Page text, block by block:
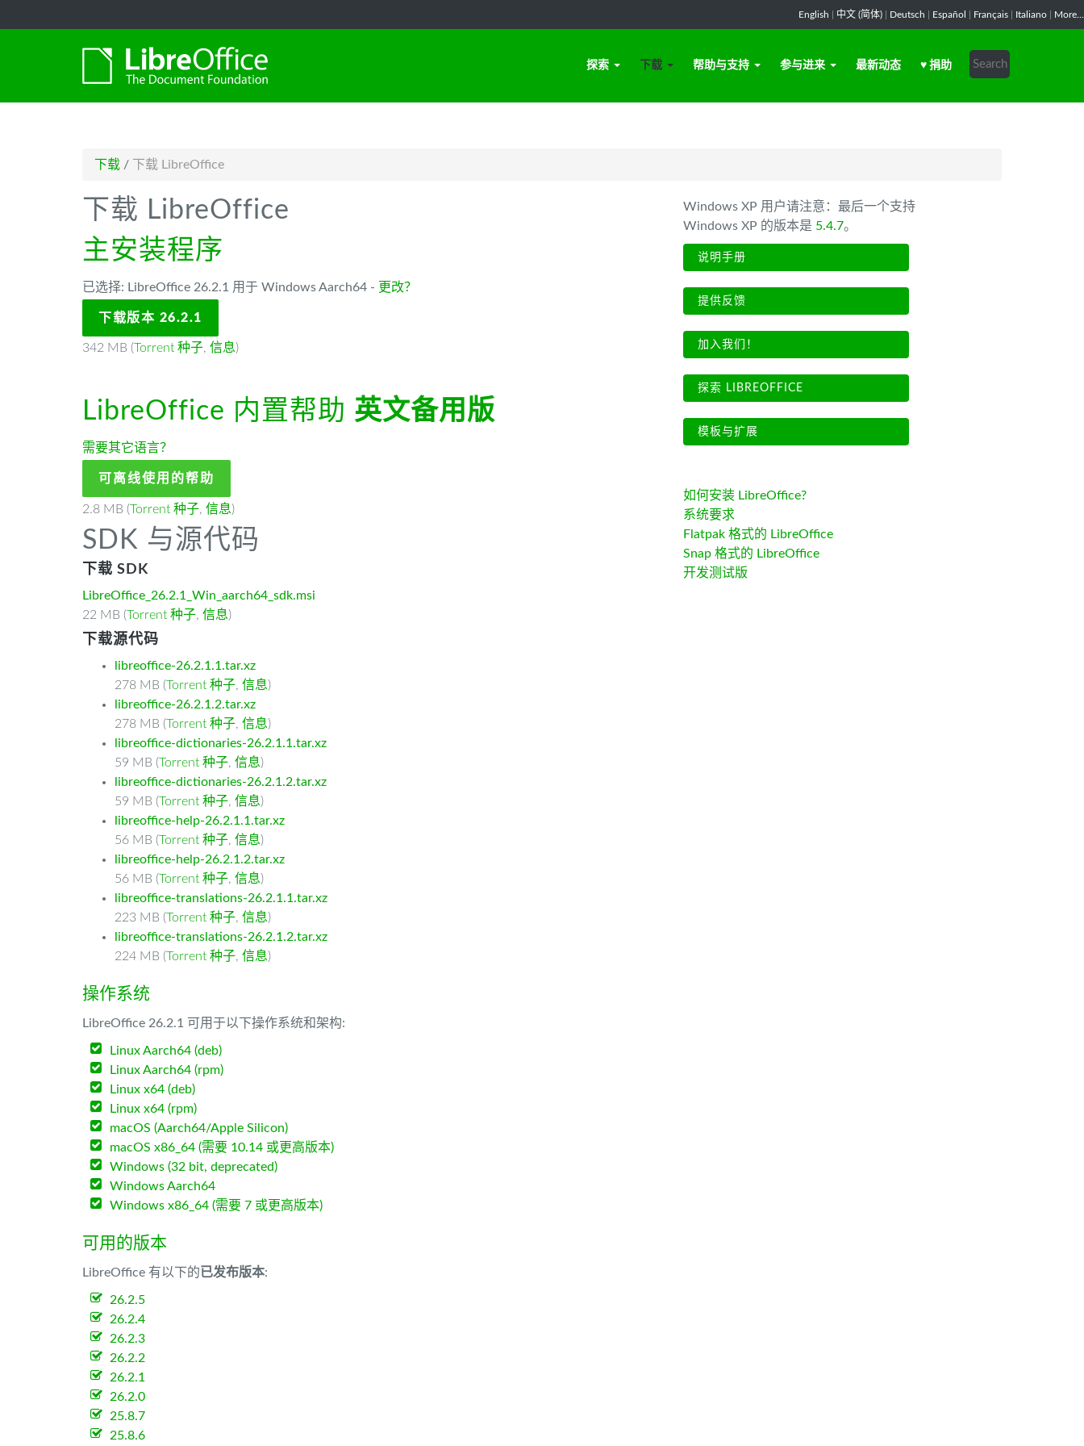
English 中文 (简体) Deutsch Español Français Italiano More...
探索 下载 帮助与支持 参与进来 最新动态 ♥ 捐助
下载 / 下载 LibreOffice
下载 LibreOffice
主安装程序
已选择: LibreOffice 26.2.1 用于 Windows Aarch64 - 更改？
下载版本 26.2.1
342 MB (Torrent 种子, 信息)
LibreOffice 内置帮助 英文备用版
需要其它语言？
可离线使用的帮助
2.8 MB (Torrent 种子, 信息)
SDK 与源代码
下载 SDK
LibreOffice_26.2.1_Win_aarch64_sdk.msi
22 MB (Torrent 种子, 信息)
下载源代码
libreoffice-26.2.1.1.tar.xz
278 MB (Torrent 种子, 信息)
libreoffice-26.2.1.2.tar.xz
278 MB (Torrent 种子, 信息)
libreoffice-dictionaries-26.2.1.1.tar.xz
59 MB (Torrent 种子, 信息)
libreoffice-dictionaries-26.2.1.2.tar.xz
59 MB (Torrent 种子, 信息)
libreoffice-help-26.2.1.1.tar.xz
56 MB (Torrent 种子, 信息)
libreoffice-help-26.2.1.2.tar.xz
56 MB (Torrent 种子, 信息)
libreoffice-translations-26.2.1.1.tar.xz
223 MB (Torrent 种子, 信息)
libreoffice-translations-26.2.1.2.tar.xz
224 MB (Torrent 种子, 信息)
操作系统
LibreOffice 26.2.1 可用于以下操作系统和架构:
Linux Aarch64 (deb)
Linux Aarch64 (rpm)
Linux x64 (deb)
Linux x64 (rpm)
macOS (Aarch64/Apple Silicon)
macOS x86_64 (需要 10.14 或更高版本)
Windows (32 bit, deprecated)
Windows Aarch64
Windows x86_64 (需要 7 或更高版本)
可用的版本
LibreOffice 有以下的已发布版本:
26.2.5
26.2.4
26.2.3
26.2.2
26.2.1
26.2.0
25.8.7
25.8.6
Windows XP 用户请注意：最后一个支持
Windows XP 的版本是 5.4.7。
说明手册
提供反馈
加入我们！
探索 LIBREOFFICE
模板与扩展
如何安装 LibreOffice?
系统要求
Flatpak 格式的 LibreOffice
Snap 格式的 LibreOffice
开发测试版